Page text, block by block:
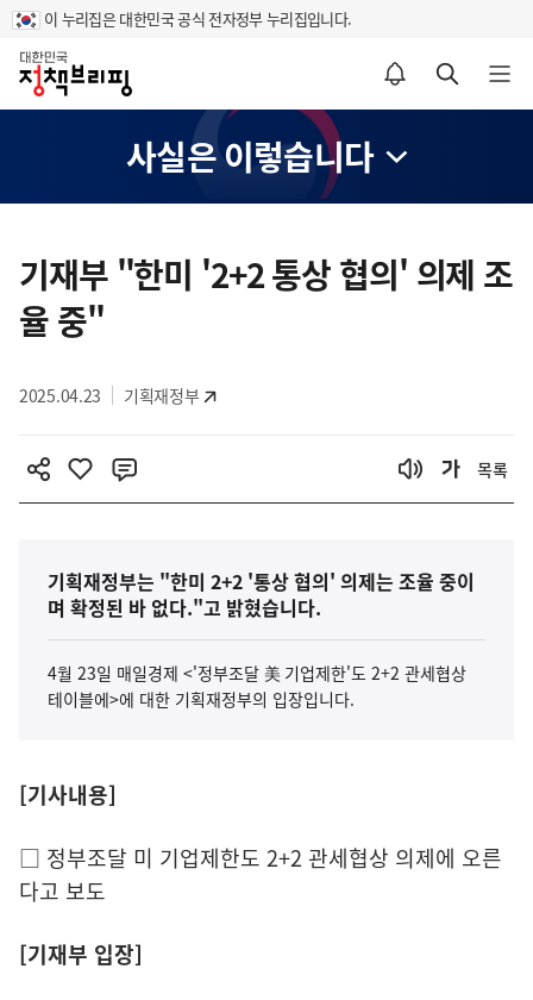
이 누리집은 대한민국 공식 전자정부 누리집입니다.
홈
알림설정 바로가기 검색 바로가기 메뉴 열기
사실은 이렇습니다
텐
츠
영
기재부 "한미 '2+2 통상 협의' 의제 조
율 중"
2025.04.23 기획재정부
목록
기획재정부는 "한미 2+2 '통상 협의' 의제는 조율 중이
며 확정된 바 없다."고 밝혔습니다.
4월 23일 매일경제 <'정부조달 美 기업제한'도 2+2 관세협상
테이블에>에 대한 기획재정부의 입장입니다.
[기사내용]
□ 정부조달 미 기업제한도 2+2 관세협상 의제에 오른
다고 보도
[기재부 입장]